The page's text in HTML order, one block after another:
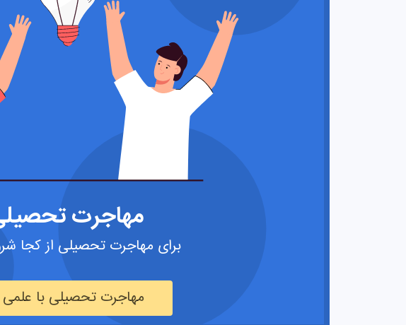
مهاجرت
برای مهاجرت تحصیلی از کجا
مهاجرت تحصیلی با علمی